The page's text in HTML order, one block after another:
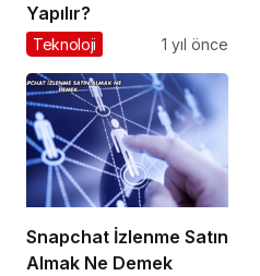
Yapılır?
Teknoloji 1 yıl önce
Snapchat İzlenme Satın
Almak Ne Demek